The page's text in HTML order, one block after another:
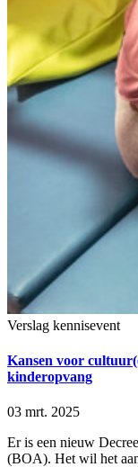
Verslag kennisevent
Kansen voor
kinderopvang
03 mrt. 2025
Er is een nieuw
(BOA). Het wil het